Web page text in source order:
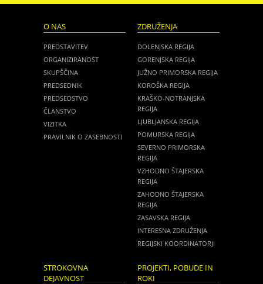
O NAS
PREDSTAVITEV
ORGANIZIRANOST
SKUPŠČINA
PREDSEDNIK
PREDSEDSTVO
ČLANSTVO
VIZITKA
PRAVILNIK O ZASEBNOSTI
ZDRUŽENJA
DOLENJSKA REGIJA
GORENJSKA REGIJA
JUŽNO PRIMORSKA REGIJA
KOROŠKA REGIJA
KRAŠKO-NOTRANJSKA
REGIJA
LJUBLJANSKA REGIJA
POMURSKA REGIJA
SEVERNO PRIMORSKA
REGIJA
VZHODNO ŠTAJERSKA
REGIJA
ZAHODNO ŠTAJERSKA
REGIJA
ZASAVSKA REGIJA
INTERESNA ZDRUŽENJA
REGIJSKI KOORDINATORJI
STROKOVNA
DEJAVNOST
PROJEKTI, POBUDE IN
ROKI